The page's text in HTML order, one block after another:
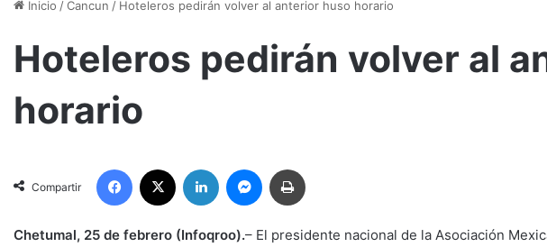
Inicio /Cancun / Hoteleros pedirán volver al anterior huso horario
Hoteleros pedirán volver al
horario
Compartir
Chetumal, 25 de febrero (Infoqroo).– El presidente nacional de la Asociación